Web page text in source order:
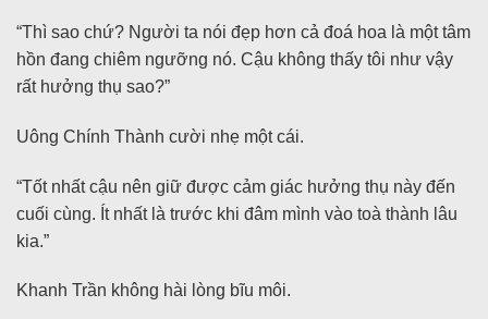
“Thì sao chứ? Người ta nói đẹp hơn cả đoá hoa là một tâm
hồn đang chiêm ngưỡng nó. Cậu không thấy tôi như vậy
rất hưởng thụ sao?”
Uông Chính Thành cười nhẹ một cái.
“Tốt nhất cậu nên giữ được cảm giác hưởng thụ này đến
cuối cùng. Ít nhất là trước khi đâm mình vào toà thành lâu
kia.”
Khanh Trần không hài lòng bĩu môi.